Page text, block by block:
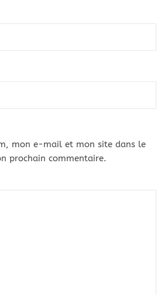
mon e-mail et mon site dans le
prochain commentaire.